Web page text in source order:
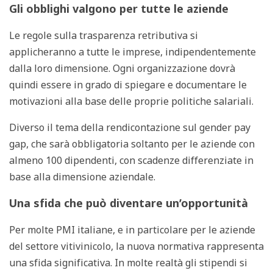
Gli obblighi valgono per tutte le aziende
Le regole sulla trasparenza retributiva si
applicheranno a tutte le imprese, indipendentemente
dalla loro dimensione. Ogni organizzazione dovrà
quindi essere in grado di spiegare e documentare le
motivazioni alla base delle proprie politiche salariali.
Diverso il tema della rendicontazione sul gender pay
gap, che sarà obbligatoria soltanto per le aziende con
almeno 100 dipendenti, con scadenze differenziate in
base alla dimensione aziendale.
Una sfida che può diventare un’opportunità
Per molte PMI italiane, e in particolare per le aziende
del settore vitivinicolo, la nuova normativa rappresenta
una sfida significativa. In molte realtà gli stipendi si